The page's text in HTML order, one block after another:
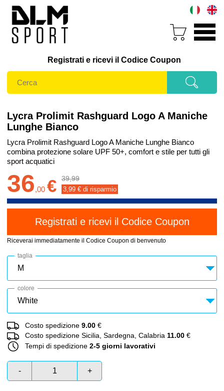
Registrati e ricevi il Codice Coupon
Lycra Prolimit Rashguard Logo A Maniche
Lunghe Bianco
Lycra Prolimit Rashguard Logo A Maniche Lunghe Bianco
combina protezione solare UPF 50+, comfort e stile per tutti gli
sport acquatici
36,00 € 39,99
3,99 € di risparmio
Riceverai immediatamente il Codice Coupon di benvenuto
taglia
colore
Costo spedizione 9.00 €
Costo spedizione Sicilia, Sardegna, Calabria 11.00 €
Tempi di spedizione 2-5 giorni lavorativi
- +